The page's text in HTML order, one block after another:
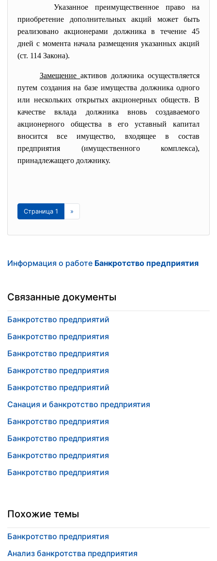
Указанное преимущественное право на
приобретение дополнительных акций может быть
реализовано акционерами должника в течение 45
дней с момента начала размещения указанных акций
(ст. 114 Закона).
Замещение активов должника осуществляется
путем создания на базе имущества должника одного
или нескольких открытых акционерных обществ. В
качестве вклада должника вновь создаваемого
акционерного общества в его уставный капитал
вносится все имущество, входящее в состав
предприятия (имущественного комплекса),
принадлежащего должнику.
Страница 1 »
Информация о работе Банкротство предприятия
Связанные документы
Банкротство предприятий
Банкротство предприятия
Банкротство предприятия
Банкротство предприятия
Банкротство предприятий
Санация и банкротство предприятия
Банкротство предприятия
Банкротство предприятия
Банкротство предприятия
Банкротство предприятия
Похожие темы
Банкротство предприятия
Анализ банкротства предприятия